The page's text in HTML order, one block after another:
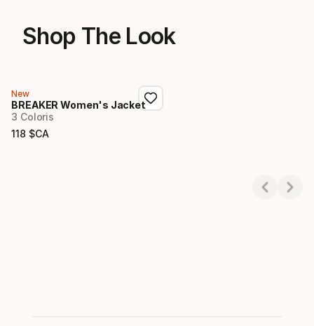
Shop The Look
New
BREAKER Women's Jacket
3 Coloris
118 $CA
Prix final